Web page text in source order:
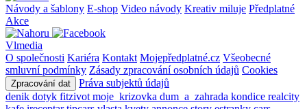
Návody a šablony E-shop Video návody Kreativ miluje Předplatné
Akce
Vlmedia
O společnosti Kariéra Kontakt Mojepředplatné.cz Všeobecné
smluvní podmínky Zásady zpracování osobních údajů Cookies
Zpracování dat
Práva subjektů údajů
denik dotyk fitzivot moje_krizovka dum_a_zahrada kondice realcity